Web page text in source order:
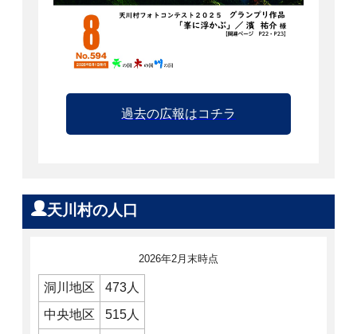
過去の広報はコチラ
天川村の人口
2026年2月末時点
洞川地区
473人
中央地区
515人